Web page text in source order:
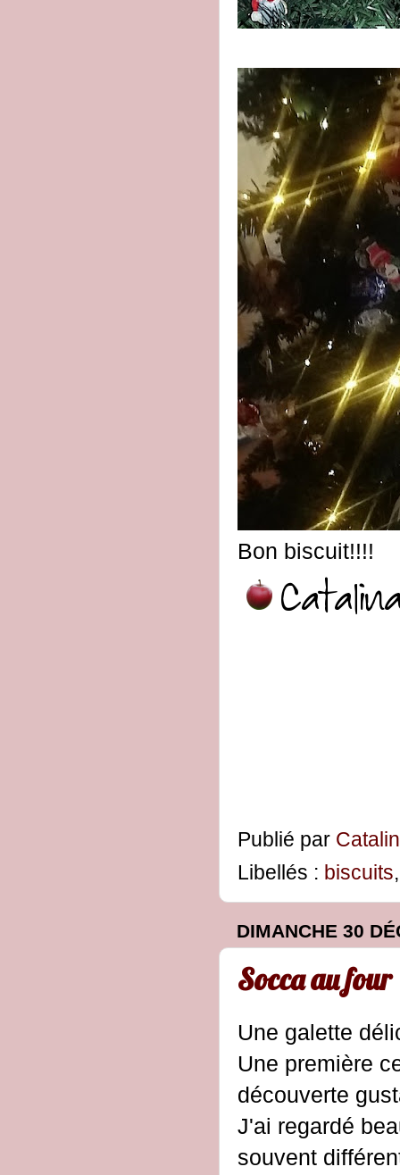
Bon biscuit!!!!
Publié par
Libellés : biscuits
DIMANCHE 30
Socca au four
Une galette
Une première
découverte
J'ai regardé
souvent